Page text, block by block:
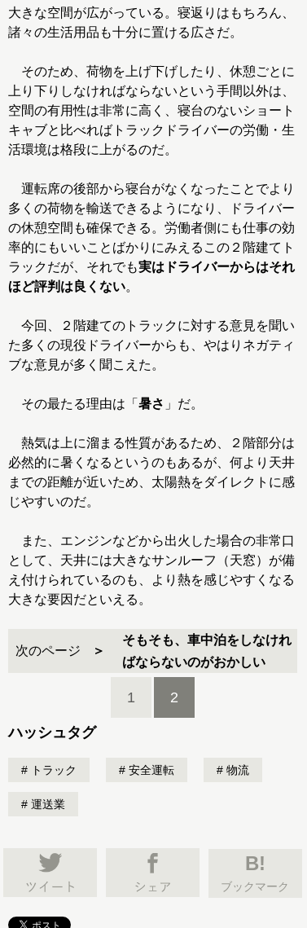
大きな空間が広がっている。寝返りはもちろん、
諸々の生活用品も十分に置ける広さだ。
そのため、荷物を上げ下げしたり、休憩ごとに
上り下りしなければならないという手間以外は、
空間の有用性は非常に高く、寝台のないショート
キャブと比べればトラックドライバーの労働・生
活環境は格段に上がるのだ。
運転席の後部から寝台がなくなったことでより
多くの荷物を輸送できるようになり、ドライバー
の休憩空間も確保できる。労働者側にも仕事の効
率的にもいいことばかりにみえるこの２階建てト
ラックだが、それでも実はドライバーからはそれ
ほど評判は良くない。
今回、２階建てのトラックに対する意見を聞い
た多くの現役ドライバーからも、やはりネガティ
ブな意見が多く聞こえた。
その最たる理由は「 暑さ 」だ。
熱気は上に溜まる性質があるため、２階部分は
必然的に暑くなるというのもあるが、何より天井
までの距離が近いため、太陽熱をダイレクトに感
じやすいのだ。
また、エンジンなどから出火した場合の非常口
として、天井には大きなサンルーフ（天窓）が備
え付けられているのも、より熱を感じやすくなる
大きな要因だといえる。
次のページ
そもそも、車中泊をしなけれ
ばならないのがおかしい
1 2
ハッシュタグ
トラック 安全運転 物流
運送業
B!
ブックマーク